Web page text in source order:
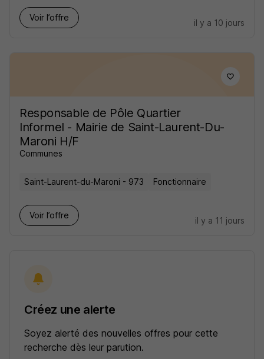
Voir l’offre
il y a 10 jours
Responsable de Pôle Quartier
Informel - Mairie de Saint-Laurent-Du-
Maroni H/F
Communes
Saint-Laurent-du-Maroni - 973 Fonctionnaire
Voir l’offre
il y a 11 jours
Créez une alerte
Soyez alerté des nouvelles offres pour cette
recherche dès leur parution.